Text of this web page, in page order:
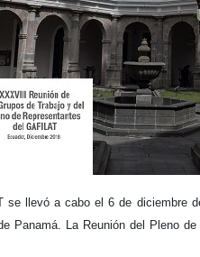
llevó a cabo el 6 de diciembre
Panamá. La Reunión del Pleno